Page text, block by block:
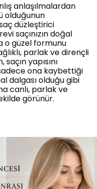
anlaşılmalardan
olduğunun
düzleştirici
saçınızın doğal
o güzel formunu
parlak ve dirençli
yapısını
ona kaybettiği
dalgası olduğu gibi
canlı, parlak ve
görünür.